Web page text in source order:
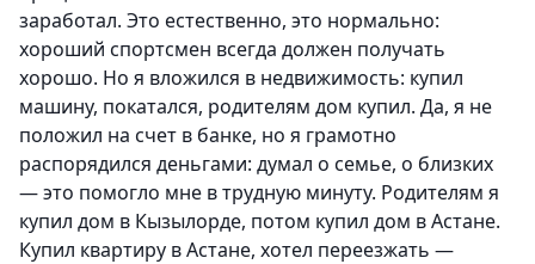
заработал. Это естественно, это нормально:
хороший спортсмен всегда должен получать
хорошо. Но я вложился в недвижимость: купил
машину, покатался, родителям дом купил. Да, я не
положил на счет в банке, но я грамотно
распорядился деньгами: думал о семье, о близких
— это помогло мне в трудную минуту. Родителям я
купил дом в Кызылорде, потом купил дом в Астане.
Купил квартиру в Астане, хотел переезжать —